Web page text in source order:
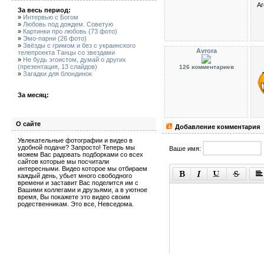
За весь период:
» Интервью с Богом
» Любовь под дождем. Советую
» Картинки про любовь (73 фото)
» Эмо-парни (26 фото)
» Звёзды с гримом и без с украинского
телепроекта Танцы со звездами
» Не будь эгоистом, думай о других
(презентация, 13 слайдов)
» Загадки для блондинок
За месяц:
О сайте
Увлекательные фотографии и видео в
удобной подаче? Запросто! Теперь мы
можем Вас радовать подборками со всех
сайтов которые мы посчитали
интересными. Видео которое мы отбираем
каждый день, убьет много свободного
времени и заставит Вас поделится им с
Вашими коллегами и друзьями, а в уютное
время, Вы покажете это видео своим
родественникам. Это все, Невседома.
Avrora
126 комментариев
Добавление комментария
Ваше имя: